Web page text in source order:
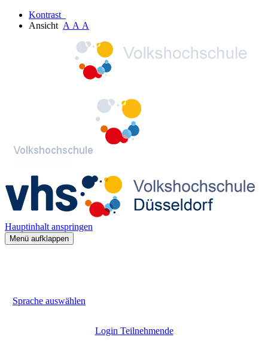
Kontrast
Ansicht A A A
Hauptinhalt anspringen
Menü aufklappen
Sprache auswählen
Login Teilnehmende